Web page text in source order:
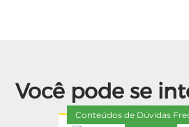
Você pode se
Conteúdos de Dúvidas